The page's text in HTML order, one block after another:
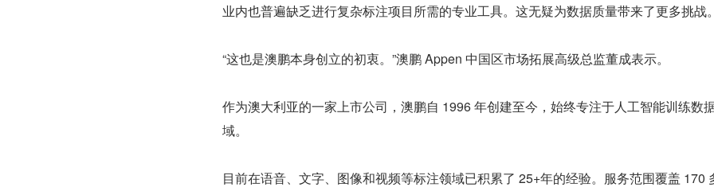
业内也普遍缺乏进行复杂标注项目所需的专业工具。这无疑为数据质量带来了更多挑战。
“这也是澳鹏本身创立的初衷。”澳鹏 Appen 中国区市场拓展高级总监董成表示。
作为澳大利亚的一家上市公司，澳鹏自 1996 年创建至今，始终专注于人工智能训练数
域。
目前在语音、文字、图像和视频等标注领域已积累了 25+年的经验。服务范围覆盖 170